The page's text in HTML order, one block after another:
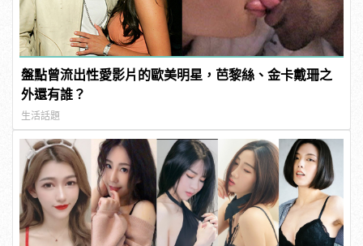
盤點曾流出性愛影片的歐美明星，芭黎絲、金卡戴珊之
外還有誰？
生活話題